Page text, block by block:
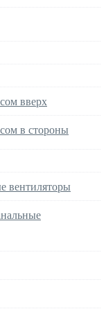
вверх
в стороны
вентиляторы